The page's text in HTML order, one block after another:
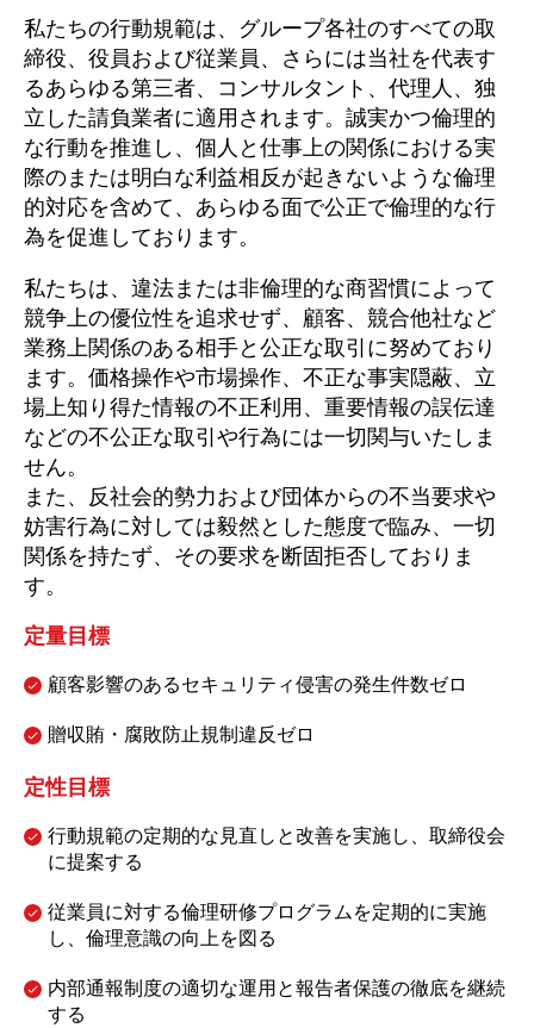
私たちの行動規範は、グループ各社のすべての取
締役、役員および従業員、さらには当社を代表す
るあらゆる第三者、コンサルタント、代理人、独
立した請負業者に適用されます。誠実かつ倫理的
な行動を推進し、個人と仕事上の関係における実
際のまたは明白な利益相反が起きないような倫理
的対応を含めて、あらゆる面で公正で倫理的な行
為を促進しております。
私たちは、違法または非倫理的な商習慣によって
競争上の優位性を追求せず、顧客、競合他社など
業務上関係のある相手と公正な取引に努めており
ます。価格操作や市場操作、不正な事実隠蔽、立
場上知り得た情報の不正利用、重要情報の誤伝達
などの不公正な取引や行為には一切関与いたしま
せん。
また、反社会的勢力および団体からの不当要求や
妨害行為に対しては毅然とした態度で臨み、一切
関係を持たず、その要求を断固拒否しておりま
す。
定量目標
顧客影響のあるセキュリティ侵害の発生件数ゼロ
贈収賄・腐敗防止規制違反ゼロ
定性目標
行動規範の定期的な見直しと改善を実施し、取締役会
に提案する
従業員に対する倫理研修プログラムを定期的に実施
し、倫理意識の向上を図る
内部通報制度の適切な運用と報告者保護の徹底を継続
する